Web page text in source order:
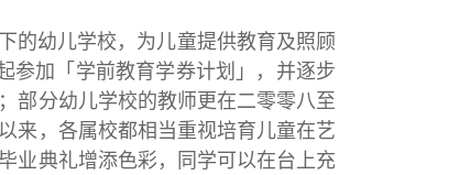
的幼儿学校，为儿童提供教育及照顾
参加「学前教育学券计划」，并逐步
部分幼儿学校的教师更在二零零八至
来，各属校都相当重视培育儿童在艺
业典礼增添色彩，同学可以在台上充